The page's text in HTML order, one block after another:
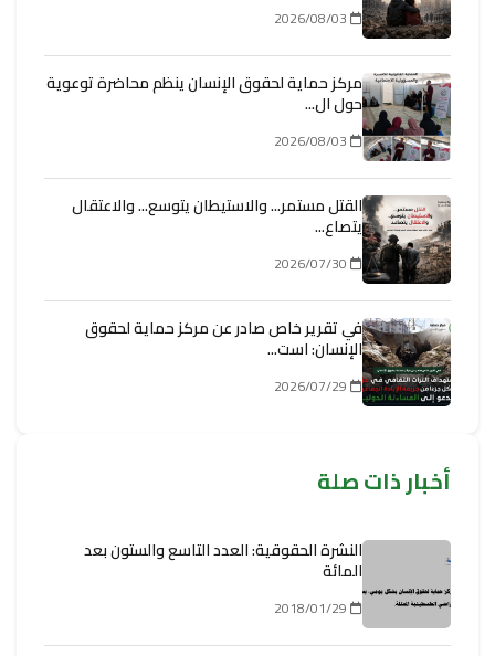
مركز حماية لحقوق الإنسان ينظم محاضرة توعوية
حول ال...
القتل مستمر... والاستيطان يتوسع... والاعتقال
يتصاع...
في تقرير خاص صادر عن مركز حماية لحقوق
الإنسان: است...
أخبار ذات صلة
النشرة الحقوقية: العدد التاسع والستون بعد
المائة